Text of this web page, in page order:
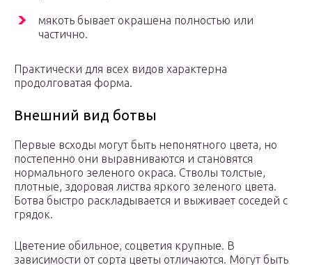
мякоть бывает окрашена полностью или
частично.
Практически для всех видов характерна
продолговатая форма.
Внешний вид ботвы
Первые всходы могут быть непонятного цвета, но
постепенно они выравниваются и становятся
нормального зеленого окраса. Стволы толстые,
плотные, здоровая листва яркого зеленого цвета.
Ботва быстро раскладывается и выживает соседей с
грядок.
Цветение обильное, соцветия крупные. В
зависимости от сорта цветы отличаются. Могут быть